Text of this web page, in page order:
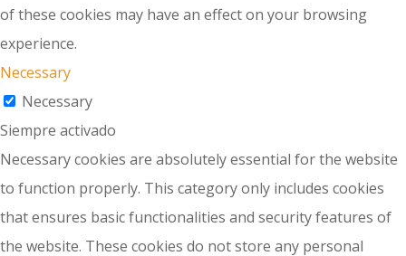
of these cookies may have an effect on your browsing
experience.
Necessary
Necessary
Siempre activado
Necessary cookies are absolutely essential for the website
to function properly. This category only includes cookies
that ensures basic functionalities and security features of
the website. These cookies do not store any personal